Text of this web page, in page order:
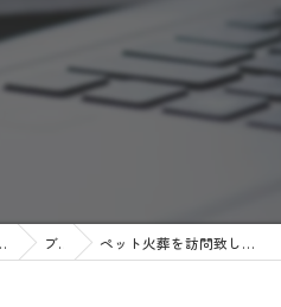
トメモリアル神奈川 ブログ ペット火葬を訪問致します｜横須賀の訪問ペット火葬